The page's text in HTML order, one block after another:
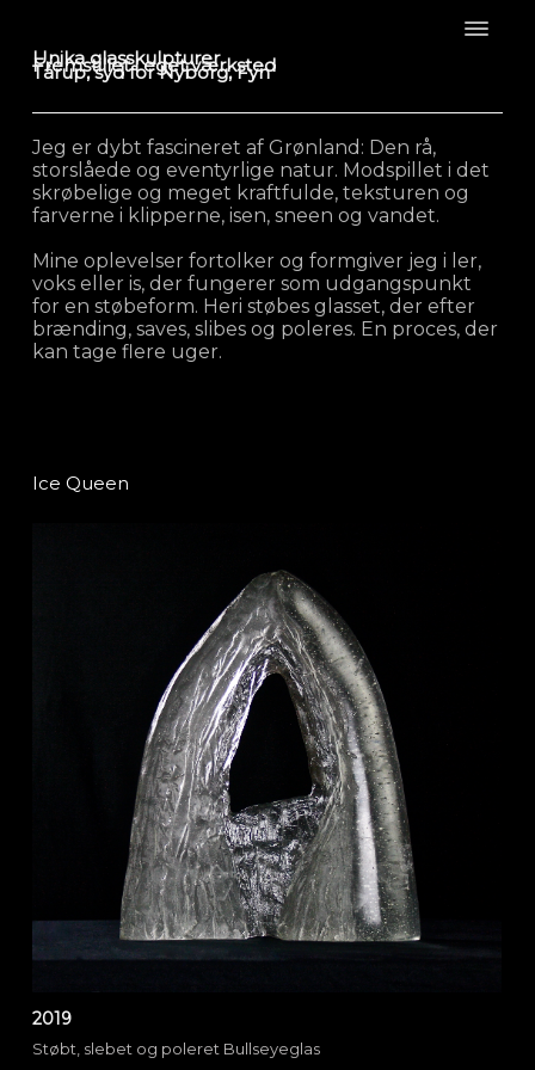
Unika glasskulpturer
Fremstillet i eget værksted
Tårup, syd for Nyborg, Fyn
Jeg er dybt fascineret af Grønland: Den rå,
storslåede og eventyrlige natur. Modspillet i det
skrøbelige og meget kraftfulde, teksturen og
farverne i klipperne, isen, sneen og vandet.
Mine oplevelser fortolker og formgiver jeg i ler,
voks eller is, der fungerer som udgangspunkt
for en støbeform. Heri støbes glasset, der efter
brænding, saves, slibes og poleres. En proces, der
kan tage flere uger.
Ice Queen
2019
Støbt, slebet og poleret Bullseyeglas